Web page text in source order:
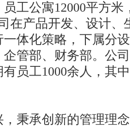
员工公寓12000平方
在产品开发、设计
体化策略，下属分
管部、财务部。公
员工1000余人，其
承创新的管理理念